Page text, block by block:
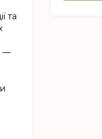
та
—